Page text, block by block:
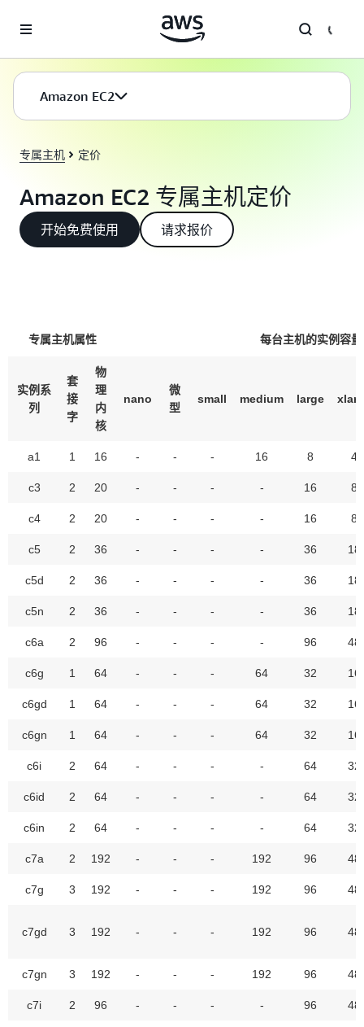
Amazon EC2
专属主机 定价
Amazon EC2 专属主机定价
开始免费使用 请求报价
专属主机属性 每台主机的实例容量（按
实例系
列
套
接
字
物
理
内
核
nano
微
型
small medium large
a1 1 16 - - - 16 8 4
c3 2 20 - - - - 16 8
c4 2 20 - - - - 16 8
c5 2 36 - - - - 36 18
c5d 2 36 - - - - 36 18
c5n 2 36 - - - - 36 18
c6a 2 96 - - - - 96 48
c6g 1 64 - - - 64 32 16
c6gd 1 64 - - - 64 32 16
c6gn 1 64 - - - 64 32 16
c6i 2 64 - - - - 64 32
c6id 2 64 - - - - 64 32
c6in 2 64 - - - - 64 32
c7a 2 192 - - - 192 96 48
c7g 3 192 - - - 192 96 48
c7gd 3 192 - - - 192 96 48
c7gn 3 192 - - - 192 96 48
c7i 2 96 - - - - 96 48